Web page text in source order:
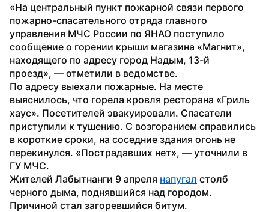
«На центральный пункт пожарной связи первого
пожарно-спасательного отряда главного
управления МЧС России по ЯНАО поступило
сообщение о горении крыши магазина «Магнит»,
находящего по адресу город Надым, 13-й
проезд», — отметили в ведомстве.
По адресу выехали пожарные. На месте
выяснилось, что горела кровля ресторана «Гриль
хаус». Посетителей эвакуировали. Спасатели
приступили к тушению. С возгоранием справились
в короткие сроки, на соседние здания огонь не
перекинулся. «Пострадавших нет», — уточнили в
ГУ МЧС.
Жителей Лабытнанги 9 апреля напугал столб
черного дыма, поднявшийся над городом.
Причиной стал загоревшийся битум.